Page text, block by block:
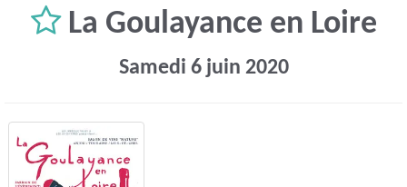
La Goulayance en Loire
Samedi 6 juin 2020